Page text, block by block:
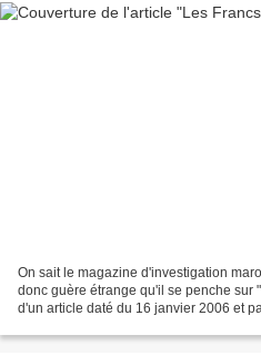
On sait le magazine d'investigation
donc guère étrange qu'il se penche sur
d'un article daté du 16 janvier 2006 et